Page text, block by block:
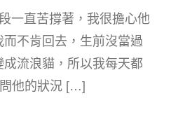
一直苦撐著，我很擔心他
不肯回去，生前沒當過
流浪貓，所以我每天都
他的狀況 […]